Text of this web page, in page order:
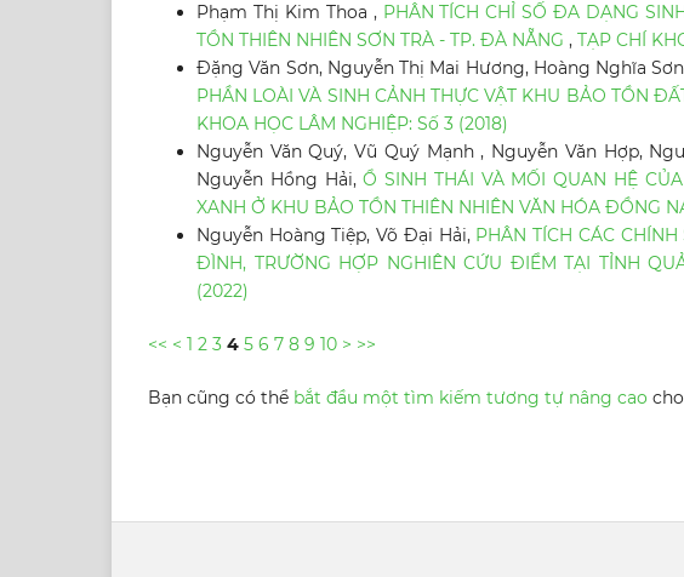
Phạm Thị Kim Thoa , PHÂN TÍCH CHỈ SỐ ĐA DẠNG
TỒN THIÊN NHIÊN SƠN TRÀ - TP. ĐÀ NẴNG , TẠP CHÍ
Đặng Văn Sơn, Nguyễn Thị Mai Hương, Hoàng Nghĩa
PHẦN LOÀI VÀ SINH CẢNH THỰC VẬT KHU BẢO TỒN
KHOA HỌC LÂM NGHIỆP: Số 3 (2018)
Nguyễn Văn Quý, Vũ Quý Mạnh , Nguyễn Văn Hợp,
Nguyễn Hồng Hải,Ổ SINH THÁI VÀ MỐI QUAN HỆ
XANH Ở KHU BẢO TỒN THIÊN NHIÊN VĂN HÓA ĐỒNG
Nguyễn Hoàng Tiệp, Võ Đại Hải, PHÂN TÍCH CÁC
ĐÌNH, TRƯỜNG HỢP NGHIÊN CỨU ĐIỂM TẠI TỈNH
(2022)
<< < 1 2 3 4 5 6 7 8 9 10 > >>
Bạn cũng có thể bắt đầu một tìm kiếm tương tự nâng cao